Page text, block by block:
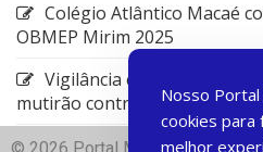
Colégio Atlântico Macaé
OBMEP Mirim 2025
Vigilância em Saúde de
mutirão contra arboviroses
Nosso
cookies para
melhor